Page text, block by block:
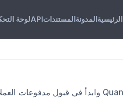
الرئيسيةالمدونةالمستنداتAPIلوحة